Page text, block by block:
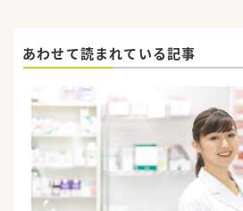
あわせて読まれている記事